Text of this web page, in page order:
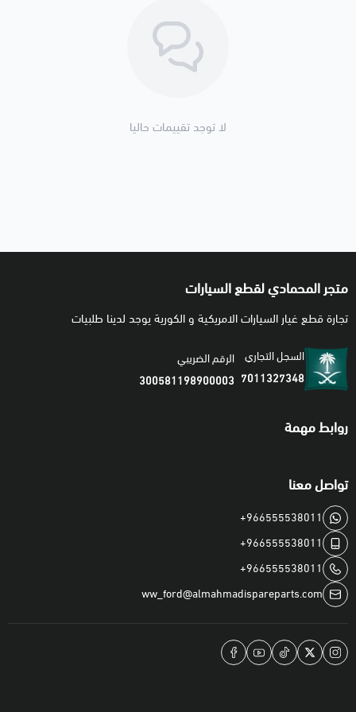
الجودة: ⭐⭐⭐ بديل اقتصادي ممتاز
✅ مناسب لمعظم سيارات البنزين
🚚 شحن متوفر لجميع مناطق المملكة ودول الخليج
🚚 تنتهي مسؤوليتنا بعد تسليم الشحنة لشركة النقل
لا توجد تقييمات حاليا
متجر المحمادي لقطع السيارات
تجارة قطع غيار السيارات الامريكية و الكورية يوجد لدينا طلبيات
السجل التجاري
7011327348
الرقم الضريبي
300581198900003
روابط مهمة
تواصل معنا
+966555538011
+966555538011
+966555538011
ww_ford@almahmadispareparts.com